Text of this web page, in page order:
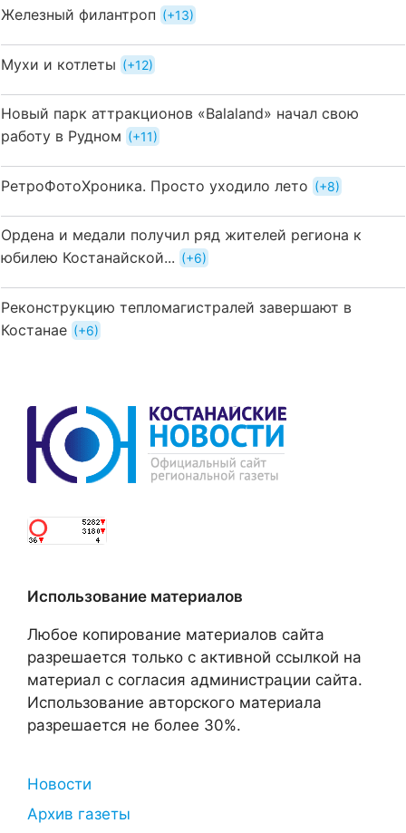
Железный филантроп +13
Мухи и котлеты +12
Новый парк аттракционов «Balaland» начал свою
работу в Рудном
+11
РетроФотоХроника. Просто уходило лето +8
Ордена и медали получил ряд жителей региона к
юбилею Костанайской...
+6
Реконструкцию тепломагистралей завершают в
Костанае
+6
Использование материалов
Любое копирование материалов сайта
разрешается только с активной ссылкой на
материал с согласия администрации сайта.
Использование авторского материала
разрешается не более 30%.
Новости
Архив газеты